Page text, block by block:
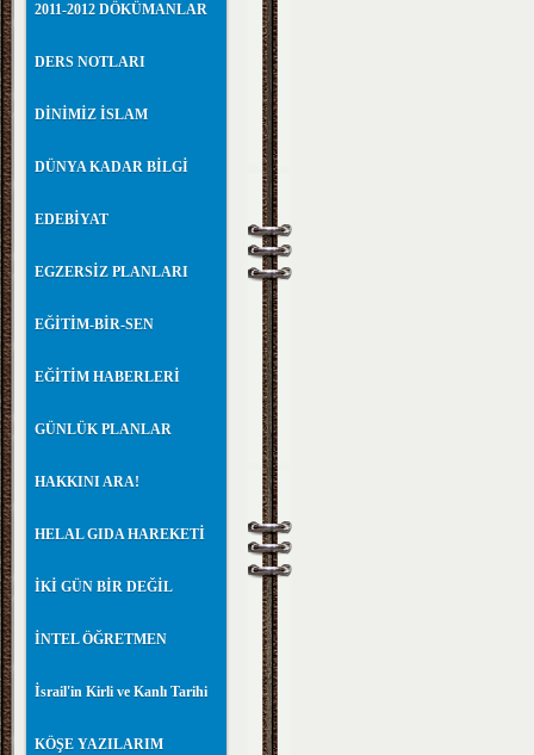
2011-2012 DÖKÜMANLAR
DERS NOTLARI
DİNİMİZ İSLAM
DÜNYA KADAR BİLGİ
EDEBİYAT
EGZERSİZ PLANLARI
EĞİTİM-BİR-SEN
EĞİTİM HABERLERİ
GÜNLÜK PLANLAR
HAKKINI ARA!
HELAL GIDA HAREKETİ
İKİ GÜN BİR DEĞİL
İNTEL ÖĞRETMEN
İsrail'in Kirli ve Kanlı Tarihi
KÖŞE YAZILARIM